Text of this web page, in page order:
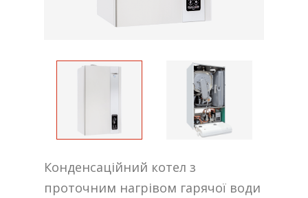
Конденсаційний котел з
проточним нагрівом гарячої води